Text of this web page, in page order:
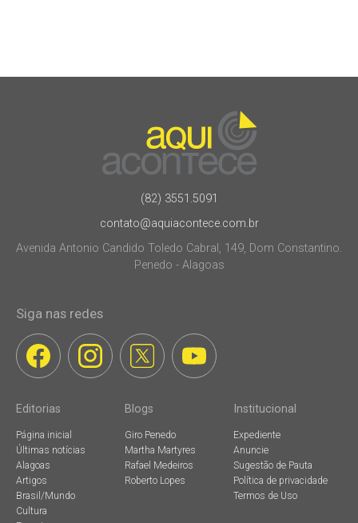
(82) 3551.5091
contato@aquiacontece.com.br
Avenida Antonio Candido Toledo Cabral, 149, Dom Constantino.
Penedo - Alagoas
Siga nas redes
Editorias
Página inicial
Últimas notícias
Alagoas
Artigos
Brasil/Mundo
Cultura
Blogs
Giro Penedo
Martha Martyres
Rafael Medeiros
Roberto Lopes
Institucional
Expediente
Anuncie
Sugestão de Pauta
Política de privacidade
Termos de Uso